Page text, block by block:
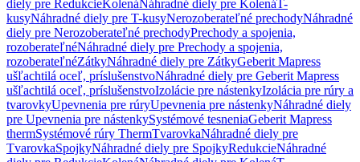
diely pre RedukcieKolenáNáhradné diely pre KolenáT-
kusyNáhradné diely pre T-kusyNerozoberateľné prechodyNáhradné
diely pre Nerozoberateľné prechodyPrechody a spojenia,
rozoberateľnéNáhradné diely pre Prechody a spojenia,
rozoberateľnéZátkyNáhradné diely pre ZátkyGeberit Mapress
ušľachtilá oceľ, príslušenstvoNáhradné diely pre Geberit Mapress
ušľachtilá oceľ, príslušenstvoIzolácie pre nástenkyIzolácia pre rúry a
tvarovkyUpevnenia pre rúryUpevnenia pre nástenkyNáhradné diely
pre Upevnenia pre nástenkySystémové tesneniaGeberit Mapress
thermSystémové rúry ThermTvarovkaNáhradné diely pre
TvarovkaSpojkyNáhradné diely pre SpojkyRedukcieNáhradné